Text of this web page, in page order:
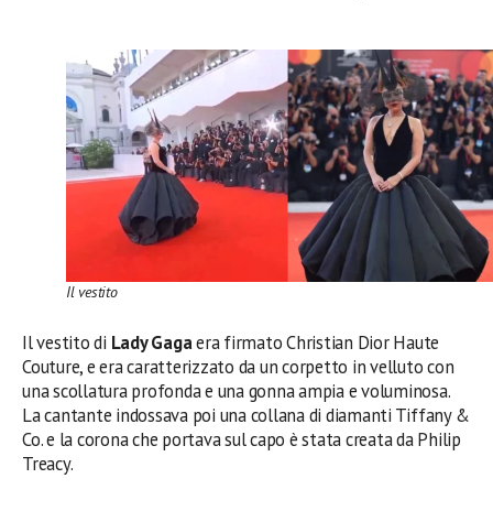
Il vestito
Il vestito di Lady Gagaera firmato Christian Dior Haute
Couture, e era caratterizzato da un corpetto in velluto con
una scollatura profonda e una gonna ampia e voluminosa.
La cantante indossava poi una collana di diamanti Tiffany &
Co. e la corona che portava sul capo è stata creata da Philip
Treacy.